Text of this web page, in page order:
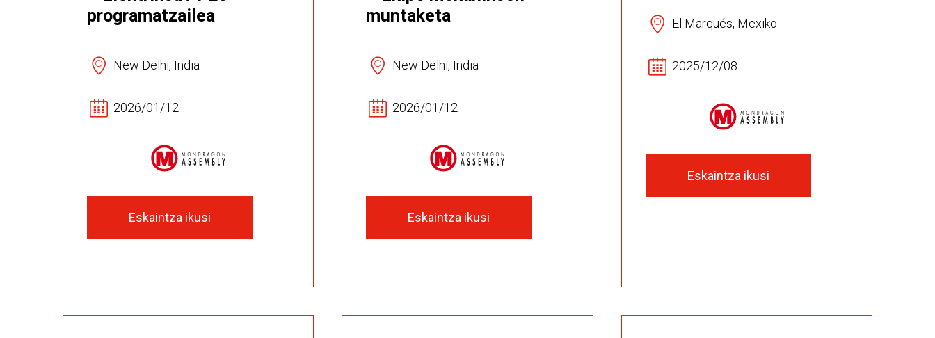
programatzailea
New Delhi, India
2026/01/12
Eskaintza ikusi
muntaketa
New Delhi, India
2026/01/12
Eskaintza ikusi
El Marqués, Mexiko
2025/12/08
Eskaintza ikusi